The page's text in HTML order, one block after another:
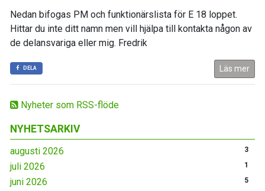
Nyheter som RSS-flöde
NYHETSARKIV
augusti 2026 3
juli 2026 1
juni 2026 5
Nedan bifogas PM och funktionärslista för E 18 loppet.
Hittar du inte ditt namn men vill hjälpa till kontakta någon av
de delansvariga eller mig. Fredrik
DELA Läs mer